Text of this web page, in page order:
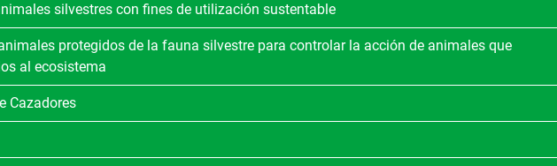
silvestres con fines de utilización sustentable
protegidos de la fauna silvestre para controlar la acción de animales que
al ecosistema
Cazadores